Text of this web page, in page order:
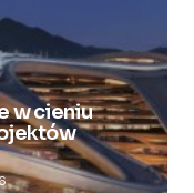
w cieniu